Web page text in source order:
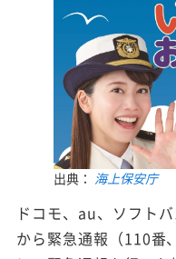
出典： 海上保安庁
ドコモ、au、ソフト
から緊急通報（110番